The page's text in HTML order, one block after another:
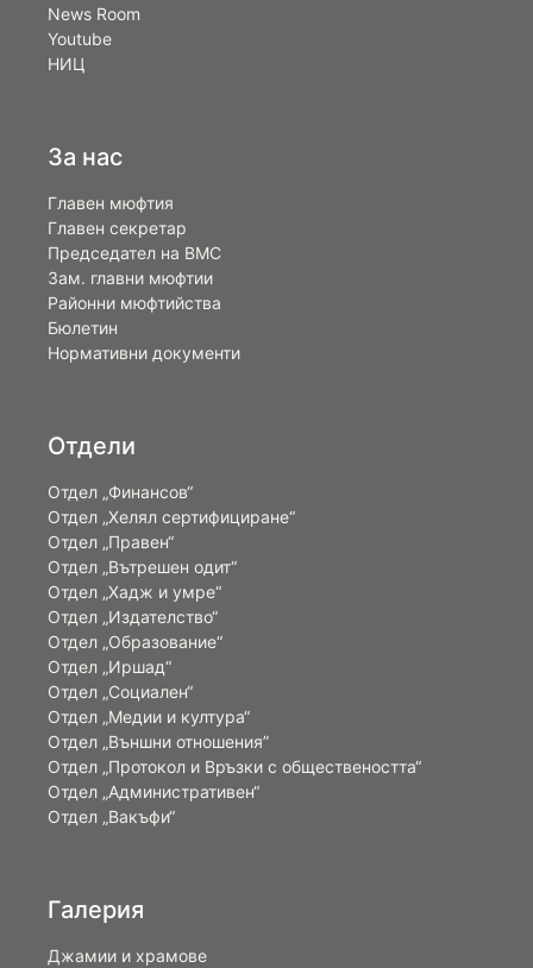
News Room
Youtube
НИЦ
За нас
Главен мюфтия
Главен секретар
Председател на ВМС
Зам. главни мюфтии
Районни мюфтийства
Бюлетин
Нормативни документи
Отдели
Отдел „Финансов“
Отдел „Хелял сертифициране“
Отдел „Правен“
Отдел „Вътрешен одит“
Отдел „Хадж и умре“
Отдел „Издателство“
Отдел „Образование“
Отдел „Иршад“
Отдел „Социален“
Отдел „Медии и култура“
Отдел „Външни отношения”
Oтдел „Протокол и Връзки с обществеността“
Отдел „Административен“
Отдел „Вакъфи“
Галерия
Джамии и храмове